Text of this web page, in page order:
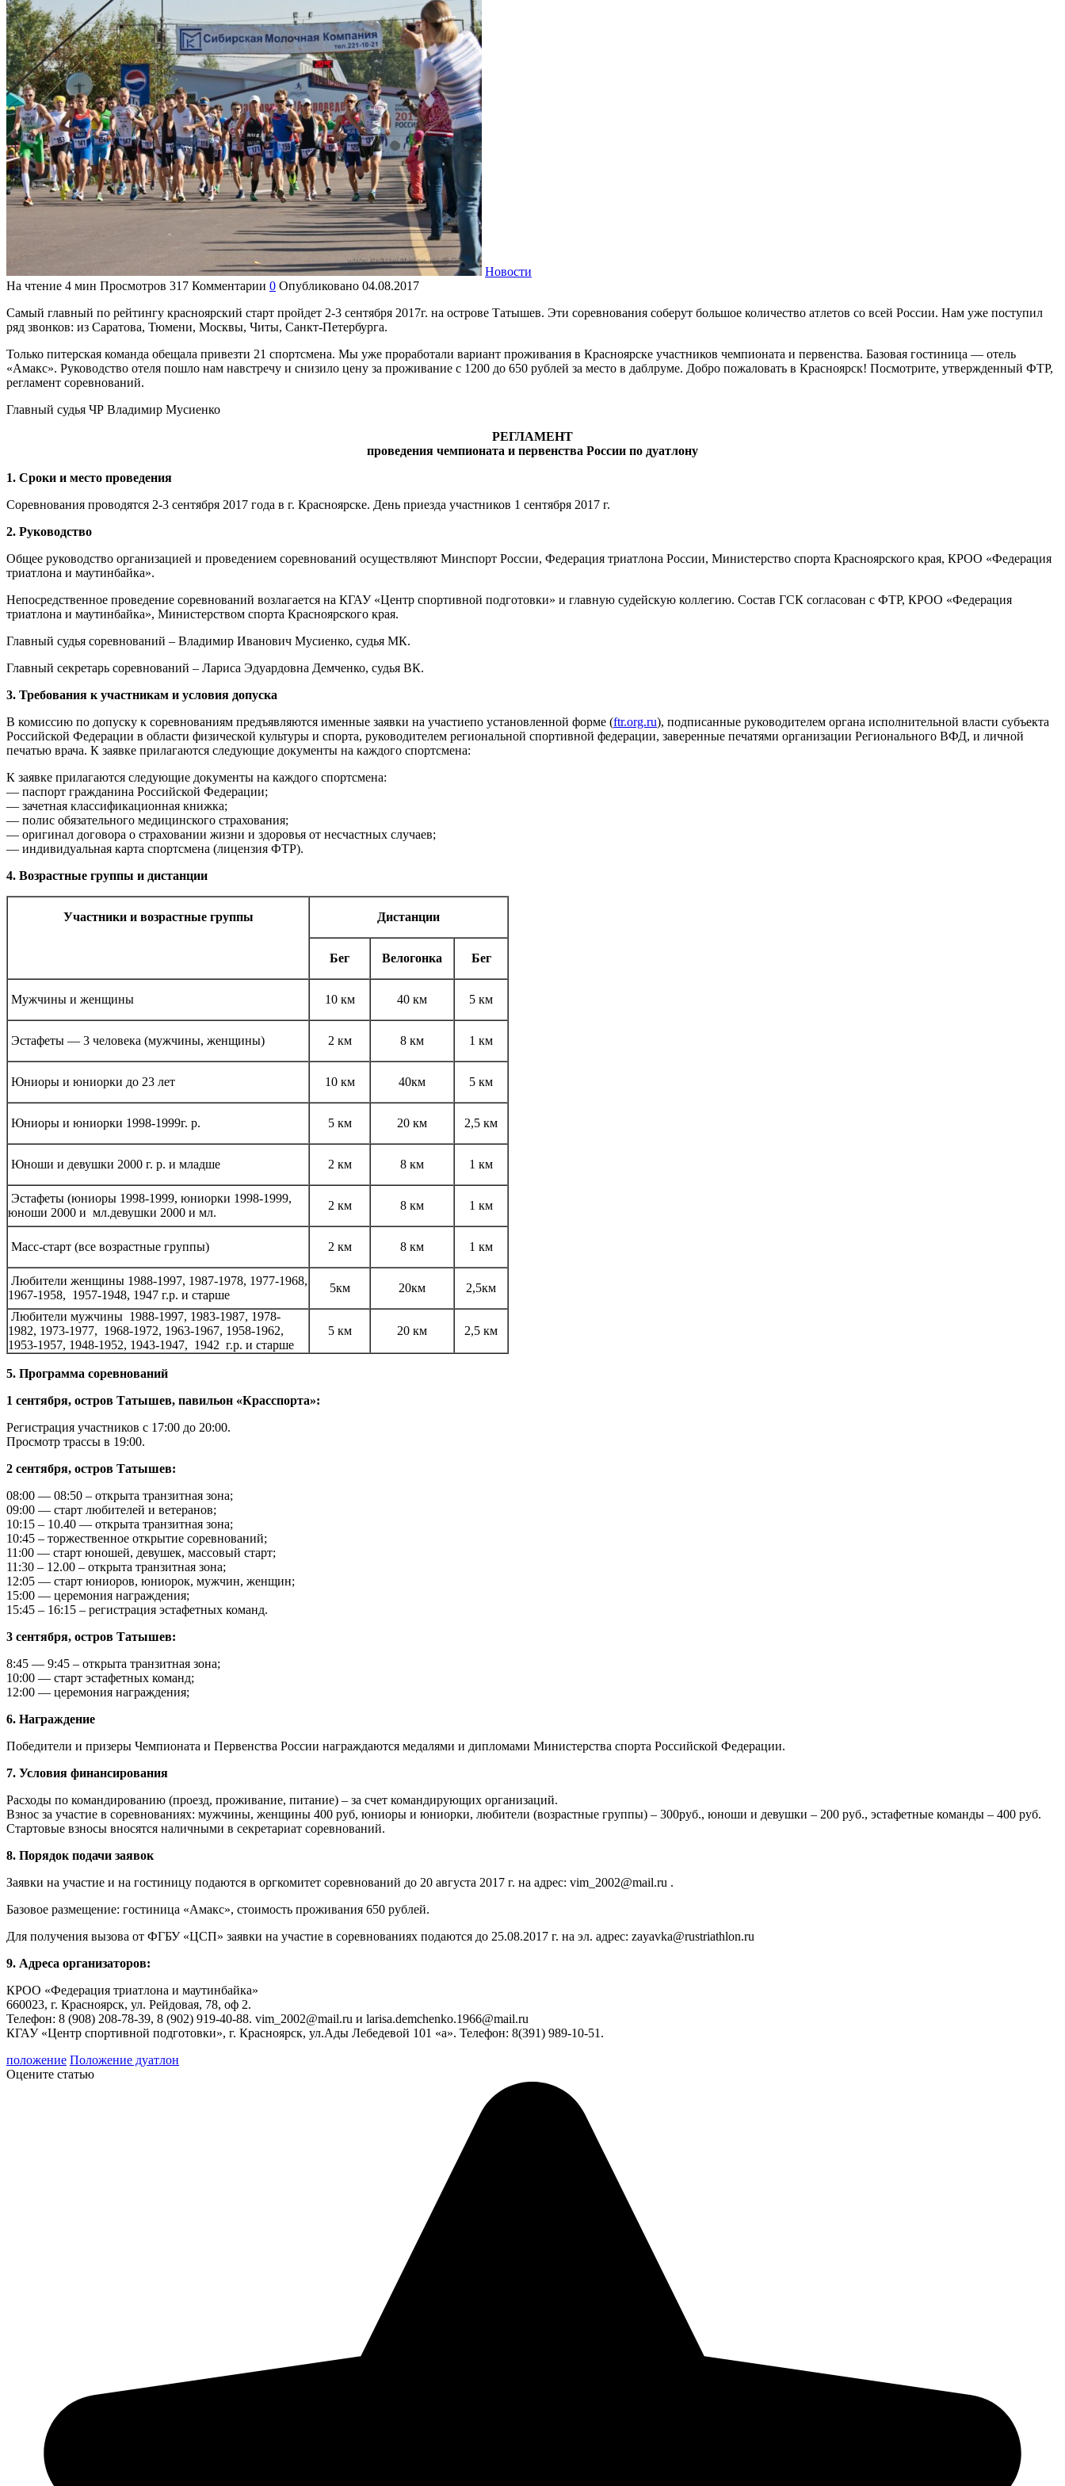
Новости
На чтение 4 мин Просмотров 317 Комментарии 0 Опубликовано 04.08.2017
Самый главный по рейтингу красноярский старт пройдет 2-3 сентября 2017г. на острове Татышев. Эти соревнования соберут большое количество атлетов со всей России. Нам уже поступил
ряд звонков: из Саратова, Тюмени, Москвы, Читы, Санкт-Петербурга.
Только питерская команда обещала привезти 21 спортсмена. Мы уже проработали вариант проживания в Красноярске участников чемпионата и первенства. Базовая гостиница — отель
«Амакс». Руководство отеля пошло нам навстречу и снизило цену за проживание с 1200 до 650 рублей за место в даблруме. Добро пожаловать в Красноярск! Посмотрите, утвержденный ФТР,
регламент соревнований.
Главный судья ЧР Владимир Мусиенко
РЕГЛАМЕНТ
проведения чемпионата и первенства России по дуатлону
1. Сроки и место проведения
Соревнования проводятся 2-3 сентября 2017 года в г. Красноярске. День приезда участников 1 сентября 2017 г.
2. Руководство
Общее руководство организацией и проведением соревнований осуществляют Минспорт России, Федерация триатлона России, Министерство спорта Красноярского края, КРОО «Федерация
триатлона и маутинбайка».
Непосредственное проведение соревнований возлагается на КГАУ «Центр спортивной подготовки» и главную судейскую коллегию. Состав ГСК согласован с ФТР, КРОО «Федерация
триатлона и маутинбайка», Министерством спорта Красноярского края.
Главный судья соревнований – Владимир Иванович Мусиенко, судья МК.
Главный секретарь соревнований – Лариса Эдуардовна Демченко, судья ВК.
3. Требования к участникам и условия допуска
В комиссию по допуску к соревнованиям предъявляются именные заявки на участиепо установленной форме (ftr.org.ru), подписанные руководителем органа исполнительной власти субъекта
Российской Федерации в области физической культуры и спорта, руководителем региональной спортивной федерации, заверенные печатями организации Регионального ВФД, и личной
печатью врача. К заявке прилагаются следующие документы на каждого спортсмена:
К заявке прилагаются следующие документы на каждого спортсмена:
— паспорт гражданина Российской Федерации;
— зачетная классификационная книжка;
— полис обязательного медицинского страхования;
— оригинал договора о страховании жизни и здоровья от несчастных случаев;
— индивидуальная карта спортсмена (лицензия ФТР).
4. Возрастные группы и дистанции
Участники и возрастные группы Дистанции
Бег Велогонка Бег
Мужчины и женщины 10 км 40 км 5 км
Эстафеты — 3 человека (мужчины, женщины) 2 км 8 км 1 км
Юниоры и юниорки до 23 лет 10 км 40км 5 км
Юниоры и юниорки 1998-1999г. р. 5 км 20 км 2,5 км
Юноши и девушки 2000 г. р. и младше 2 км 8 км 1 км
Эстафеты (юниоры 1998-1999, юниорки 1998-1999,
юноши 2000 и мл.девушки 2000 и мл.
2 км 8 км 1 км
Масс-старт (все возрастные группы) 2 км 8 км 1 км
Любители женщины 1988-1997, 1987-1978, 1977-1968,
1967-1958, 1957-1948, 1947 г.р. и старше
5км 20км 2,5км
Любители мужчины 1988-1997, 1983-1987, 1978-
1982, 1973-1977, 1968-1972, 1963-1967, 1958-1962,
1953-1957, 1948-1952, 1943-1947, 1942 г.р. и старше
5 км 20 км 2,5 км
5. Программа соревнований
1 сентября, остров Татышев, павильон «Красспорта»:
Регистрация участников с 17:00 до 20:00.
Просмотр трассы в 19:00.
2 сентября, остров Татышев:
08:00 — 08:50 – открыта транзитная зона;
09:00 — старт любителей и ветеранов;
10:15 – 10.40 — открыта транзитная зона;
10:45 – торжественное открытие соревнований;
11:00 — старт юношей, девушек, массовый старт;
11:30 – 12.00 – открыта транзитная зона;
12:05 — старт юниоров, юниорок, мужчин, женщин;
15:00 — церемония награждения;
15:45 – 16:15 – регистрация эстафетных команд.
3 сентября, остров Татышев:
8:45 — 9:45 – открыта транзитная зона;
10:00 — старт эстафетных команд;
12:00 — церемония награждения;
6. Награждение
Победители и призеры Чемпионата и Первенства России награждаются медалями и дипломами Министерства спорта Российской Федерации.
7. Условия финансирования
Расходы по командированию (проезд, проживание, питание) – за счет командирующих организаций.
Взнос за участие в соревнованиях: мужчины, женщины 400 руб, юниоры и юниорки, любители (возрастные группы) – 300руб., юноши и девушки – 200 руб., эстафетные команды – 400 руб.
Стартовые взносы вносятся наличными в секретариат соревнований.
8. Порядок подачи заявок
Заявки на участие и на гостиницу подаются в оргкомитет соревнований до 20 августа 2017 г. на адрес: vim_2002@mail.ru .
Базовое размещение: гостиница «Амакс», стоимость проживания 650 рублей.
Для получения вызова от ФГБУ «ЦСП» заявки на участие в соревнованиях подаются до 25.08.2017 г. на эл. адрес: zayavka@rustriathlon.ru
9. Адреса организаторов:
КРОО «Федерация триатлона и маутинбайка»
660023, г. Красноярск, ул. Рейдовая, 78, оф 2.
Телефон: 8 (908) 208-78-39, 8 (902) 919-40-88. vim_2002@mail.ru и larisa.demchenko.1966@mail.ru
КГАУ «Центр спортивной подготовки», г. Красноярск, ул.Ады Лебедевой 101 «а». Телефон: 8(391) 989-10-51.
положение Положение дуатлон
Оцените статью